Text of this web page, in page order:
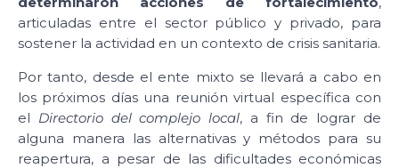
articuladas entre el sector público y privado, para
sostener la actividad en un contexto de crisis sanitaria.
Por tanto, desde el ente mixto se llevará a cabo en
los próximos días una reunión virtual específica con
el Directorio del complejo local, a fin de lograr de
alguna manera las alternativas y métodos para su
reapertura, a pesar de las dificultades económicas